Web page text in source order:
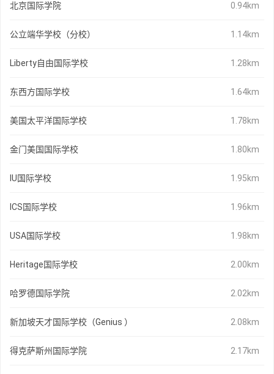
北京国际学院 0.94km
公立端华学校（分校） 1.14km
Liberty自由国际学校 1.28km
东西方国际学校 1.64km
美国太平洋国际学校 1.78km
金门美国国际学校 1.80km
IU国际学校 1.95km
ICS国际学校 1.96km
USA国际学校 1.98km
Heritage国际学校 2.00km
哈罗德国际学院 2.02km
新加坡天才国际学校（Genius ） 2.08km
得克萨斯州国际学院 2.17km